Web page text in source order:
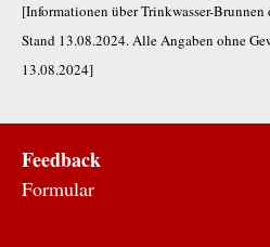
[Informationen über Trinkwasser-
Stand 13.08.2024. Alle Angaben ohne
13.08.2024]
Feedback
Formular